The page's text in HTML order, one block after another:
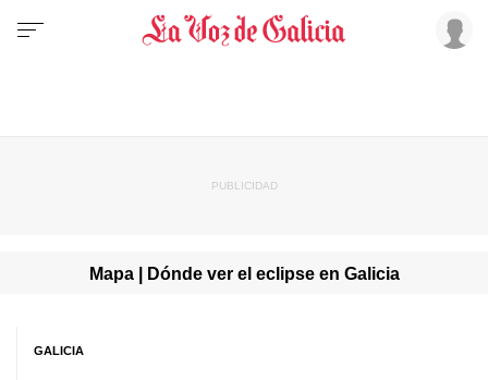
Mapa | Dónde ver el eclipse en Galicia
GALICIA